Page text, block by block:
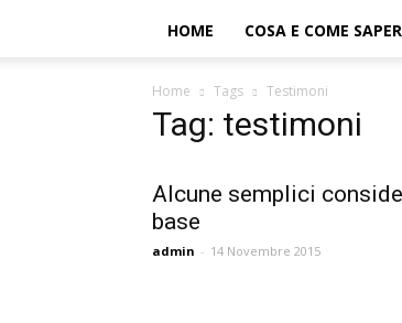
HOME COSA E COME
Home Tags Testimoni
Tag: testimoni
Alcune semplici
base
admin - 14 Novembre 2015